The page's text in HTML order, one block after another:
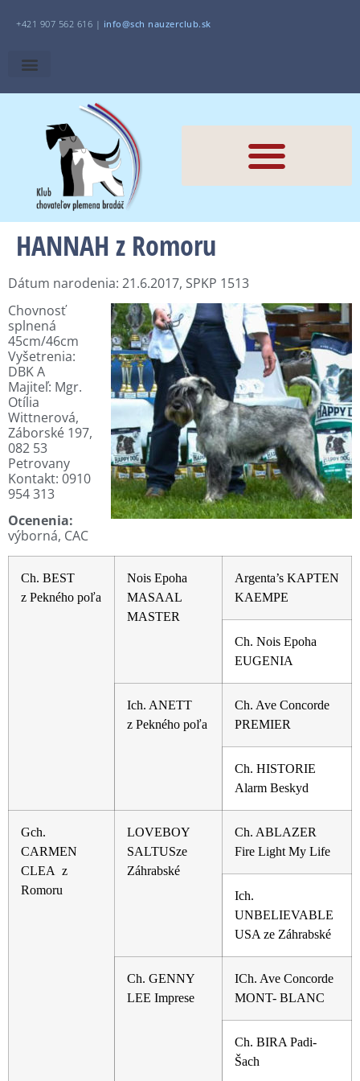
+421 907 562 616 | info@sch nauzerclub.sk
HANNAH z Romoru
Dátum narodenia: 21.6.2017, SPKP 1513
Chovnosť
splnená
45cm/46cm
Vyšetrenia:
DBK A
Majiteľ: Mgr.
Otília
Wittnerová,
Záborské 197,
082 53
Petrovany
Kontakt: 0910
954 313
Ocenenia:
výborná, CAC
Ch. BEST
z Pekného poľa
Nois Epoha
MASAAL
MASTER
Argenta’s KAPTEN
KAEMPE
Ch. Nois Epoha
EUGENIA
Ich. ANETT
z Pekného poľa
Ch. Ave Concorde
PREMIER
Ch. HISTORIE
Alarm Beskyd
Gch.
CARMEN
CLEA z
Romoru
LOVEBOY
SALTUSze
Záhrabské
Ch. ABLAZER
Fire Light My Life
Ich.
UNBELIEVABLE
USA ze Záhrabské
Ch. GENNY
LEE Imprese
ICh. Ave Concorde
MONT- BLANC
Ch. BIRA Padi-
Šach